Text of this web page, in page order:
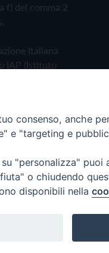
f) del comma 2
Italiana
IAP (Istituto
consenso, anche
e "targeting e
"personalizza" puoi
o chiudendo
disponibili nella